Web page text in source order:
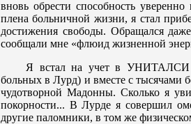
вновь обрести способность
плена больничной жизни, я стал
достижения свободы. Обращался
сообщали мне «флюид жизненной
Я встал на учет в УНИТАЛСИ
больных в Лурд) и вместе с тысячами
чудотворной Мадонны. Сколько я
покорности... В Лурде я совершил
другие паломники, в том же